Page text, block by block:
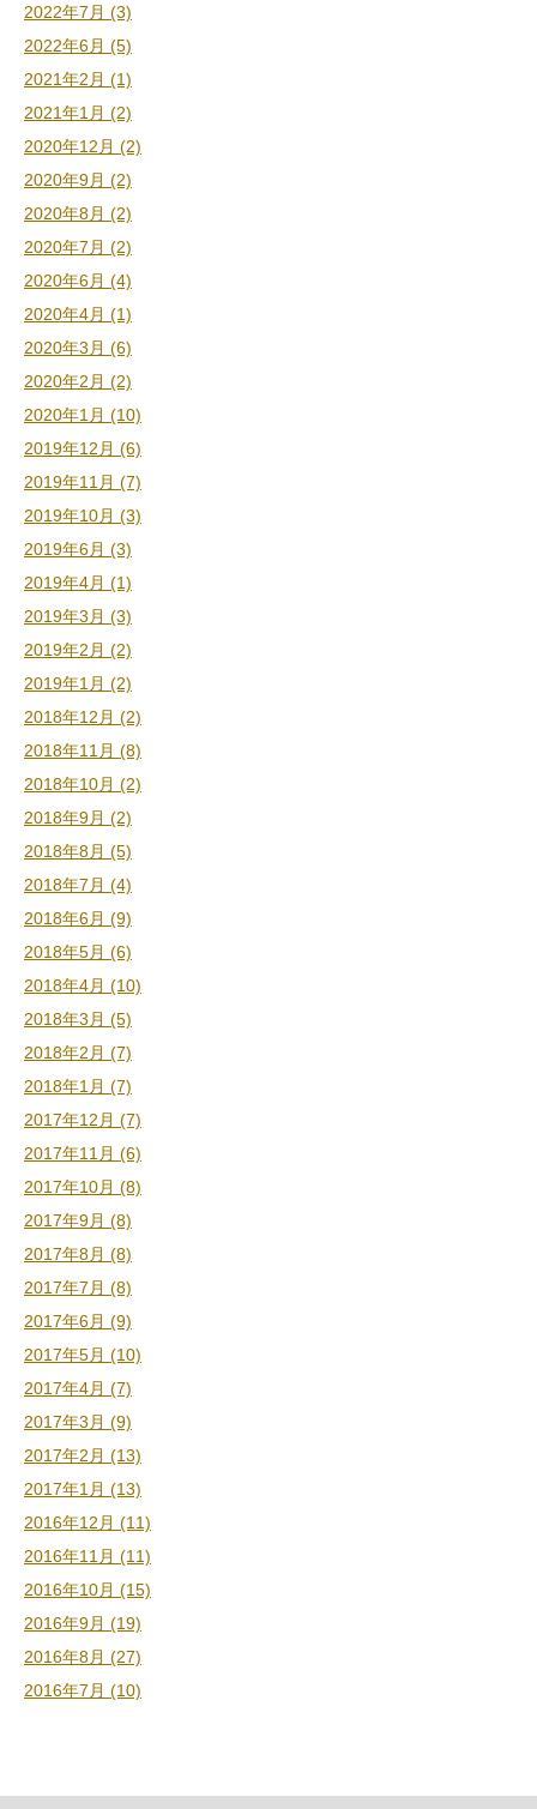
2022年7月 (3)
2022年6月 (5)
2021年2月 (1)
2021年1月 (2)
2020年12月 (2)
2020年9月 (2)
2020年8月 (2)
2020年7月 (2)
2020年6月 (4)
2020年4月 (1)
2020年3月 (6)
2020年2月 (2)
2020年1月 (10)
2019年12月 (6)
2019年11月 (7)
2019年10月 (3)
2019年6月 (3)
2019年4月 (1)
2019年3月 (3)
2019年2月 (2)
2019年1月 (2)
2018年12月 (2)
2018年11月 (8)
2018年10月 (2)
2018年9月 (2)
2018年8月 (5)
2018年7月 (4)
2018年6月 (9)
2018年5月 (6)
2018年4月 (10)
2018年3月 (5)
2018年2月 (7)
2018年1月 (7)
2017年12月 (7)
2017年11月 (6)
2017年10月 (8)
2017年9月 (8)
2017年8月 (8)
2017年7月 (8)
2017年6月 (9)
2017年5月 (10)
2017年4月 (7)
2017年3月 (9)
2017年2月 (13)
2017年1月 (13)
2016年12月 (11)
2016年11月 (11)
2016年10月 (15)
2016年9月 (19)
2016年8月 (27)
2016年7月 (10)